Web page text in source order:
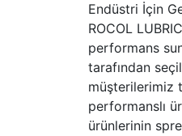
Endüstri İçin
ROCOL
performans
tarafından
müşterilerimiz
performanslı
ürünlerinin